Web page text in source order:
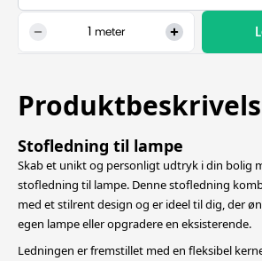
meter
Stofledning til lampe
Skab et unikt og personligt udtryk i din bolig
stofledning til lampe. Denne stofledning
med et stilrent design og er ideel til dig, der
egen lampe eller opgradere en eksisterende.
Ledningen er fremstillet med en fleksibel